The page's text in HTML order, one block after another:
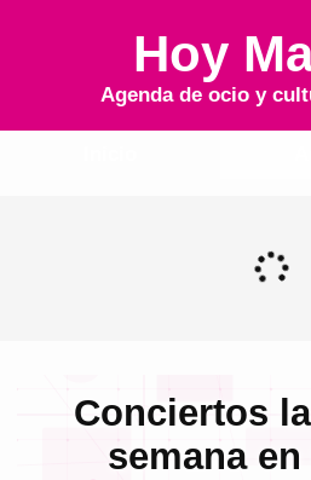
Hoy
Agenda de ocio y
Conciertos
semana